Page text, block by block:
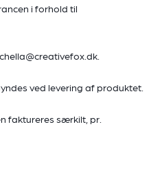
i forhold til
ved levering af produktet.
faktureres særkilt, pr.